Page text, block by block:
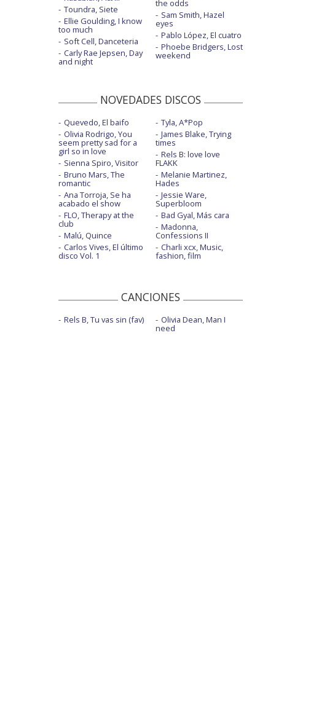
Toundra, Siete
Ellie Goulding, I know
too much
Soft Cell, Danceteria
Carly Rae Jepsen, Day
and night
the odds
Sam Smith, Hazel
eyes
Pablo López, El cuatro
Phoebe Bridgers, Lost
weekend
NOVEDADES DISCOS
Quevedo, El baifo
Olivia Rodrigo, You
seem pretty sad for a
girl so in love
Sienna Spiro, Visitor
Bruno Mars, The
romantic
Ana Torroja, Se ha
acabado el show
FLO, Therapy at the
club
Malú, Quince
Carlos Vives, El último
disco Vol. 1
Tyla, A*Pop
James Blake, Trying
times
Rels B: love love
FLAKK
Melanie Martinez,
Hades
Jessie Ware,
Superbloom
Bad Gyal, Más cara
Madonna,
Confessions II
Charli xcx, Music,
fashion, film
CANCIONES
Rels B, Tu vas sin (fav) Olivia Dean, Man I
need